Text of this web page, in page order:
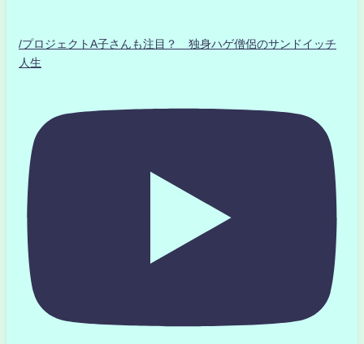
/プロジェクトA子さんも注目？ 独身ハゲ僧侶のサンドイッチ
人生